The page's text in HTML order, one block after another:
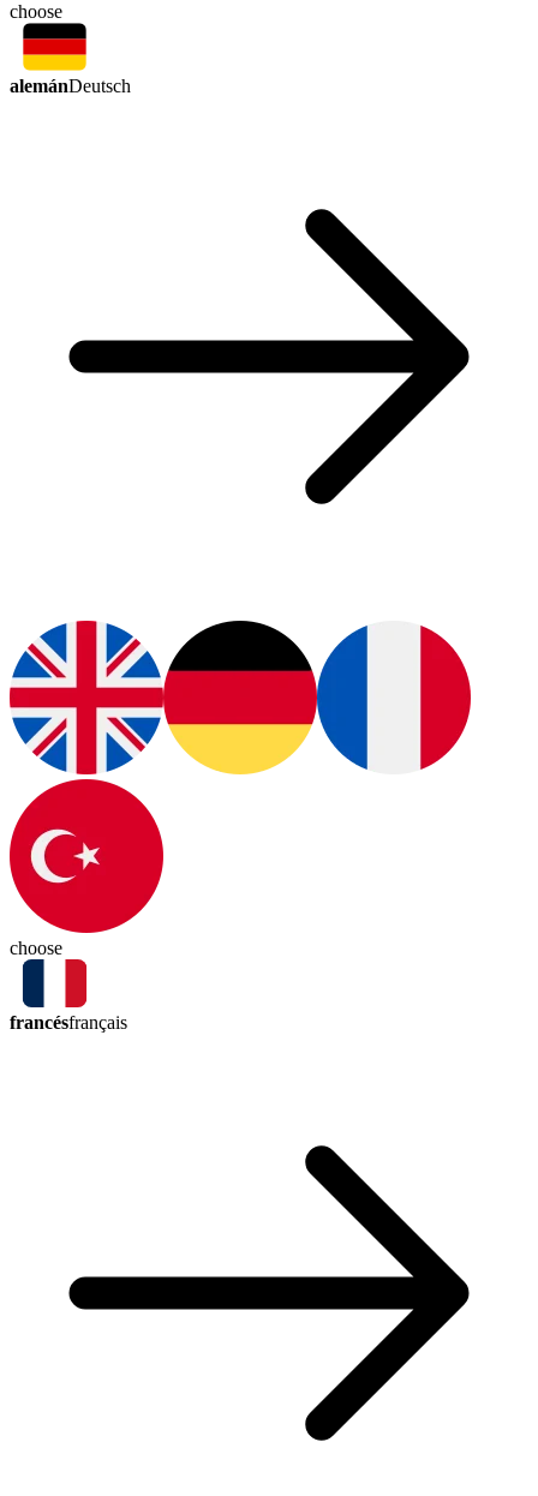
choose
alemánDeutsch
choose
francésfrançais